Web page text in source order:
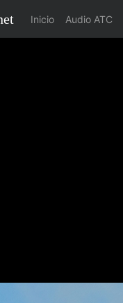
Inicio(current)
Audio ATC